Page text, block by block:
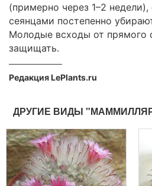
(примерно через 1–2
сеянцами постепенно
Молодые всходы от прямого
защищать.
Редакция LePlants.ru
ДРУГИЕ ВИДЫ